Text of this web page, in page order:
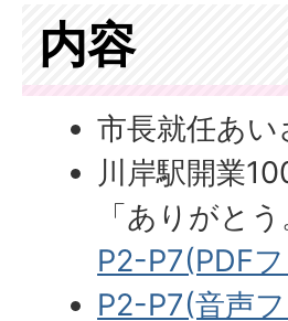
内容
市長就任あい
川岸駅開業
「ありがと
P2-P7(PDF
P2-P7(音声